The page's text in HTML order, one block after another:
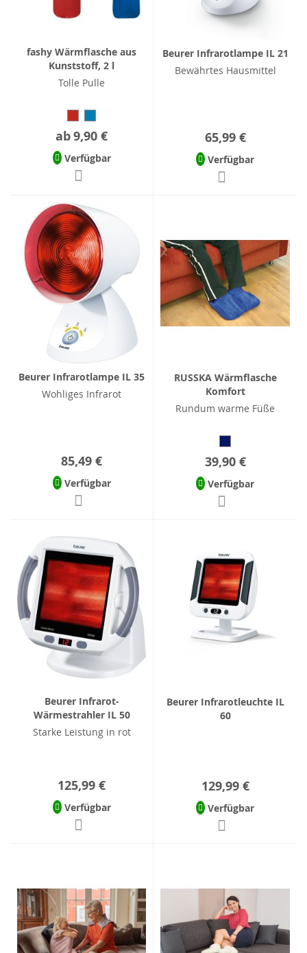
fashy Wärmflasche aus
Kunststoff, 2 l
Tolle Pulle
ab9,90 €
Verfügbar
Beurer Infrarotlampe IL 21
Bewährtes Hausmittel
65,99 €
Verfügbar
Beurer Infrarotlampe IL 35
Wohliges Infrarot
85,49 €
Verfügbar
RUSSKA Wärmflasche
Komfort
Rundum warme Füße
39,90 €
Verfügbar
Beurer Infrarot-
Wärmestrahler IL 50
Starke Leistung in rot
125,99 €
Verfügbar
Beurer Infrarotleuchte IL
60
129,99 €
Verfügbar